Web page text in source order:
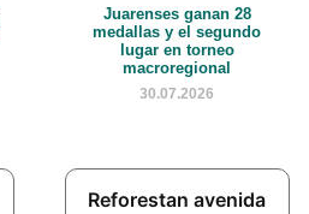
Juarenses ganan 28
medallas y el segundo
lugar en torneo
macroregional
30.07.2026
Next
Reforestan avenida